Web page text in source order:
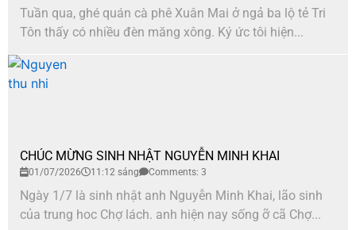
Tuần qua, ghé quán cà phê Xuân Mai ở ngả ba lộ tẻ Tri
Tôn thấy có nhiều đèn măng xông. Ký ức tôi hiện...
CHÚC MỪNG SINH NHẬT NGUYỄN MINH KHAI
01/07/2026 11:12 sáng Comments: 3
Ngày 1/7 là sinh nhật anh Nguyễn Minh Khai, lão sinh
của trung hoc Chợ lách. anh hiện nay sống ỡ cã Chợ...